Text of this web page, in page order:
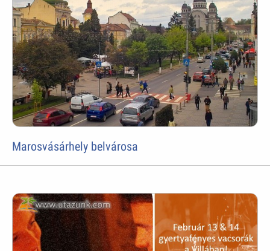
Marosvásárhely belvárosa